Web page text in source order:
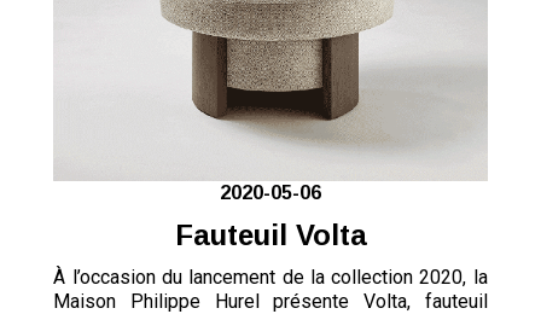
2020-05-06
Fauteuil Volta
À l’occasion du lancement de la collection 2020, la
Maison Philippe Hurel présente Volta, fauteuil